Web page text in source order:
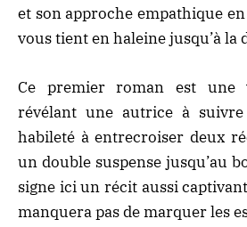
et son approche empathique
vous tient en haleine jusqu’à la
Ce premier roman est une
révélant une autrice à
habileté à entrecroiser deux
un double suspense jusqu’au
signe ici un récit aussi
manquera pas de marquer les